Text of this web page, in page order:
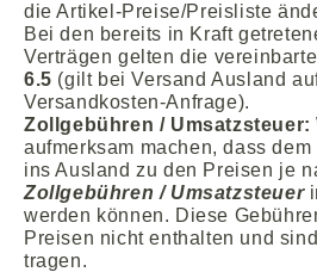
die Artikel-Preise/Preisliste
Bei den bereits in Kraft
Verträgen gelten die
6.5 (gilt bei Versand Ausland
Versandkosten-Anfrage).
Zollgebühren / Umsatzsteuer:
aufmerksam machen, dass
ins Ausland zu den Preisen je
Zollgebühren / Umsatzsteuer
werden können. Diese
Preisen nicht enthalten und
tragen.